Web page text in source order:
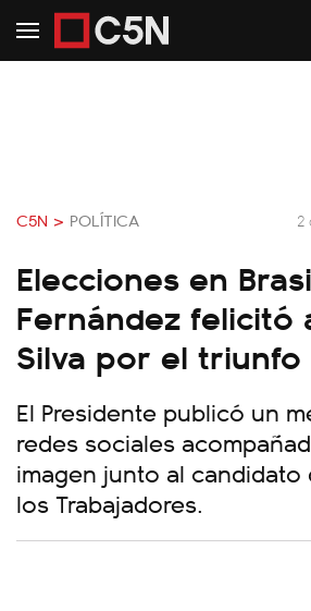
C5N > POLÍTICA 2
Elecciones en
Fernández felicitó
Silva por el triunfo
El Presidente publicó un
redes sociales
imagen junto al candidato
los Trabajadores.